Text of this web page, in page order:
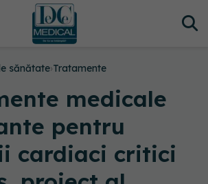
sănătate›Tratamente
medicale
pentru
cardiaci critici